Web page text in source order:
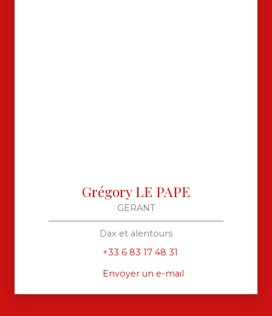
Grégory LE PAPE
GERANT
Dax et alentours
+33 6 83 17 48 31
Envoyer un e-mail